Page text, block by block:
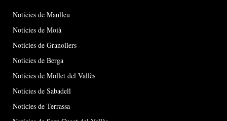
Notícies de Manlleu
Notícies de Moià
Notícies de Granollers
Notícies de Berga
Notícies de Mollet del Vallès
Notícies de Sabadell
Notícies de Terrassa